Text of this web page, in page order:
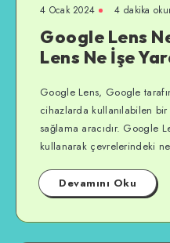
4 Ocak 2024 4 dakika
Google Lens
Lens Ne İşe
Google Lens, Google
cihazlarda kullanılabilen
sağlama aracıdır. Google
kullanarak çevrelerindeki
Devamını Oku